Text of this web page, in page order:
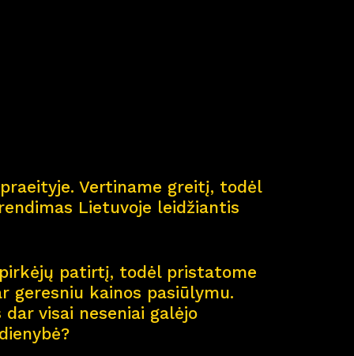
Vertiname greitį, todėl
Lietuvoje leidžiantis
patirtį, todėl pristatome
geresniu kainos pasiūlymu.
visai neseniai galėjo